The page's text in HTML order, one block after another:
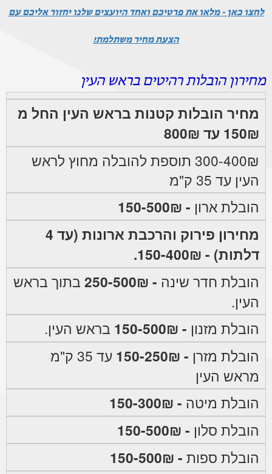
לחצו כאן - מלאו את פרטיכם ואחד היועצים שלנו יחזור אליכם עם
הצעת מחיר משתלמת!
מחירון הובלות רהיטים בראש העין
מחיר הובלות קטנות בראש העין החל מ
150₪ עד 800₪
300-400₪ תוספת להובלה מחוץ לראש
העין עד 35 ק"מ
הובלת ארון - 150-500₪
מחירון פירוק והרכבת ארונות (עד 4
דלתות) - 150-400₪.
הובלת חדר שינה - 250-500₪
בתוך בראש
העין.
הובלת מזנון - 150-500₪
בראש העין.
הובלת מזרן - 150-250₪
עד 35 ק"מ
מראש העין
הובלת מיטה - 150-300₪
הובלת סלון - 150-500₪
הובלת ספות - 150-500₪